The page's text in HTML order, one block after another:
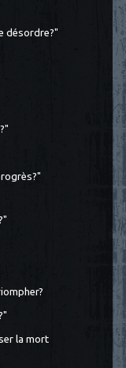
désordre?"
la mort